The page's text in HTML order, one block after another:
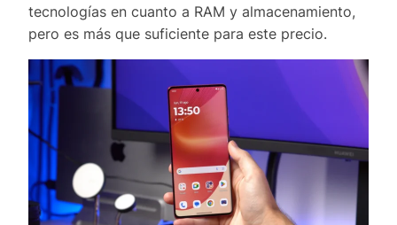
tecnologías en cuanto a RAM y almacenamiento,
pero es más que suficiente para este precio.